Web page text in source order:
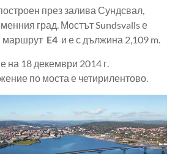
през залива Сундсвал,
град. Мостът Sundsvalls е
маршрут E4 и е с дължина 2,109 m.
на 18 декември 2014 г.
по моста е четирилентово.